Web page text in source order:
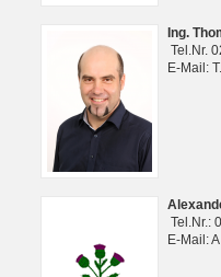
Ing.
Tel.Nr.
E-Mail:
Tel.Nr.:
E-Mail: